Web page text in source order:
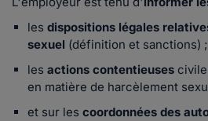
les dispositions légales
sexuel (définition et sanctions) ;
les actions contentieuses
en matière de harcèlement
et sur les coordonnées des